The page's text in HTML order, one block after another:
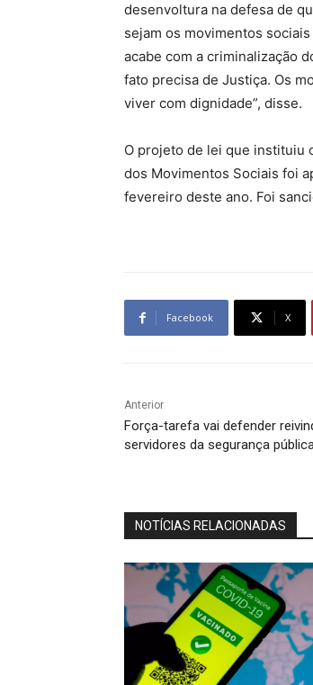
desenvoltura na defesa de
sejam os movimentos
acabe com a criminalização
fato precisa de Justiça. Os
viver com dignidade”, disse.
O projeto de lei que instituiu
dos Movimentos Sociais foi
fevereiro deste ano. Foi
Facebook X
Anterior
Força-tarefa vai defender
servidores da segurança
NOTÍCIAS RELACIONADAS